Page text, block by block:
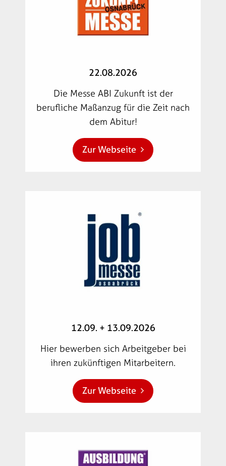
22.08.2026
Die Messe ABI Zukunft ist der
berufliche Maßanzug für die Zeit nach
dem Abitur!
Zur Webseite
12.09. + 13.09.2026
Hier bewerben sich Arbeitgeber bei
ihren zukünftigen Mitarbeitern.
Zur Webseite